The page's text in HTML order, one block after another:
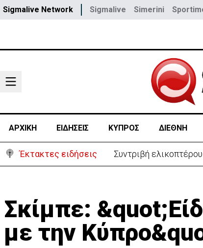
Sigmalive Network Sigmalive Simerini
ΑΡΧΙΚΗ ΕΙΔΗΣΕΙΣ ΚΥΠΡΟΣ ΔΙΕΘΝΗ
Έκτακτες ειδήσεις Συντριβή
Σκίμπε:
με την